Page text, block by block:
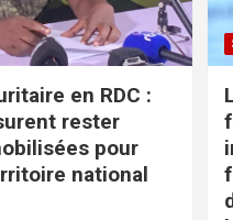
en RDC :
rester
pour
national